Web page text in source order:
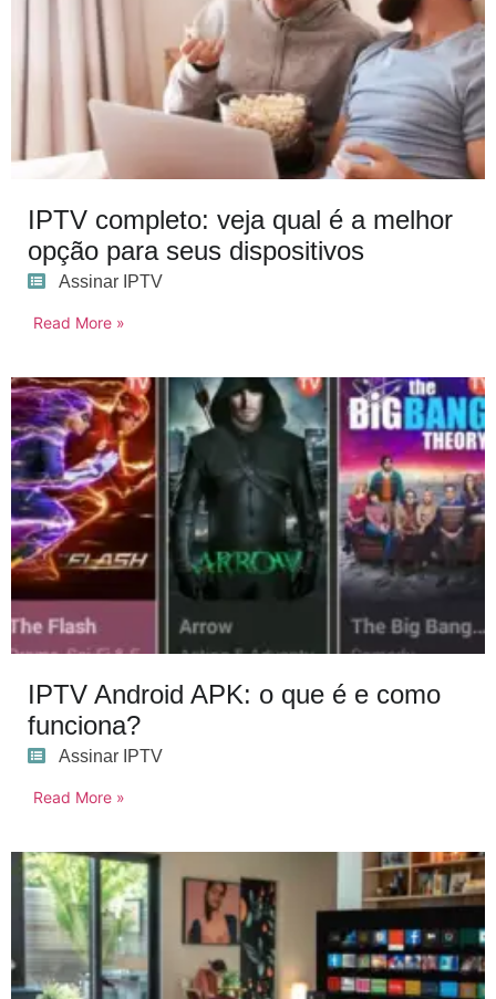
IPTV completo: veja qual é a melhor
opção para seus dispositivos
Assinar IPTV
Read More »
IPTV Android APK: o que é e como
funciona?
Assinar IPTV
Read More »